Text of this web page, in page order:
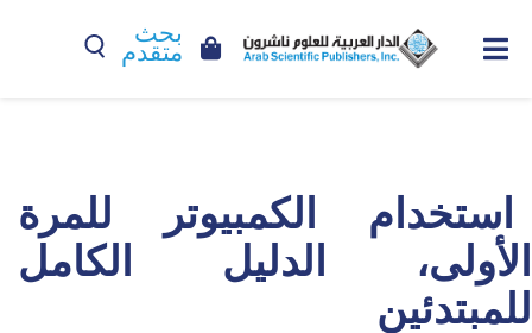
بحث
متقدم
استخدام الكمبيوتر للمرة
الأولى، الدليل الكامل
للمبتدئين